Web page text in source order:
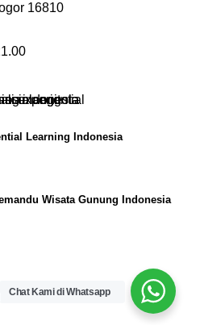
16810
Learning Indonesia
Wisata Gunung Indonesia
Chat Kami di Whatsapp